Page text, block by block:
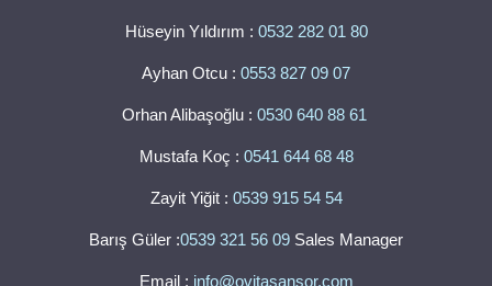
Hüseyin Yıldırım : 0532 282 01 80
Ayhan Otcu : 0553 827 09 07
Orhan Alibaşoğlu : 0530 640 88 61
Mustafa Koç : 0541 644 68 48
Zayit Yiğit : 0539 915 54 54
Barış Güler :0539 321 56 09 Sales Manager
Email : info@ovitasansor.com